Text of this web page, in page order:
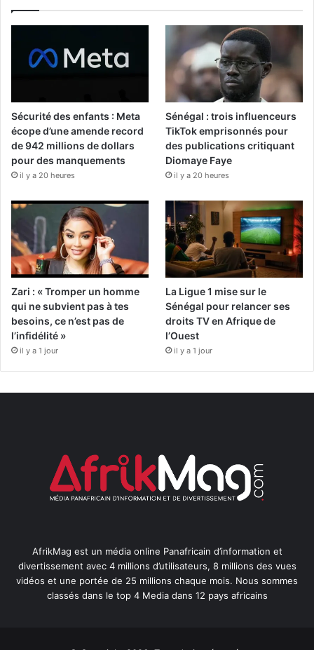
Sécurité des enfants : Meta
écope d’une amende record
de 942 millions de dollars
pour des manquements
il y a 20 heures
Sénégal : trois influenceurs
TikTok emprisonnés pour
des publications critiquant
Diomaye Faye
il y a 20 heures
Zari : « Tromper un homme
qui ne subvient pas à tes
besoins, ce n’est pas de
l’infidélité »
il y a 1 jour
La Ligue 1 mise sur le
Sénégal pour relancer ses
droits TV en Afrique de
l’Ouest
il y a 1 jour
AfrikMag est un média online Panafricain d’information et
divertissement avec 4 millions d’utilisateurs, 8 millions des vues
vidéos et une portée de 25 millions chaque mois. Nous sommes
classés dans le top 4 Media dans 12 pays africains